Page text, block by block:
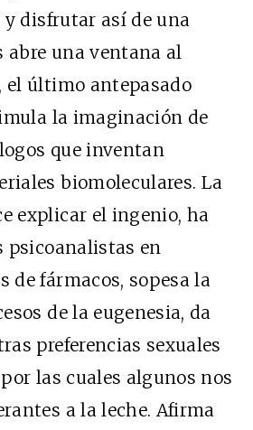
disfrutar así de una
abre una ventana al
el último antepasado
la imaginación de
que inventan
biomoleculares. La
explicar el ingenio, ha
psicoanalistas en
de fármacos, sopesa la
de la eugenesia, da
preferencias sexuales
las cuales algunos nos
a la leche. Afirma